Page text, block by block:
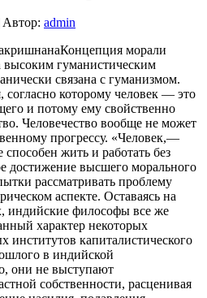
Автор: admin
Концепция морали
гуманистическим
связана с гуманизмом.
которому человек — это
и потому ему свойственно
Человечество вообще не может
прогрессу. «Человек,—
жить и работать без
достижение высшего морального
рассматривать проблему
аспекте. Оставаясь на
индийские философы все же
характер некоторых
институтов капиталистического
в индийской
они не выступают
собственности, расценивая